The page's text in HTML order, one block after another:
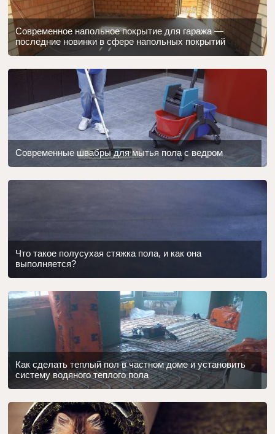
Современное напольное покрытие для гаража —
последние новинки в сфере напольных покрытий
Современные швабры для мытья пола с ведром
Что такое полусухая стяжка пола, и как она
выполняется?
Как сделать теплый пол в частном доме и установить
систему водяного теплого пола